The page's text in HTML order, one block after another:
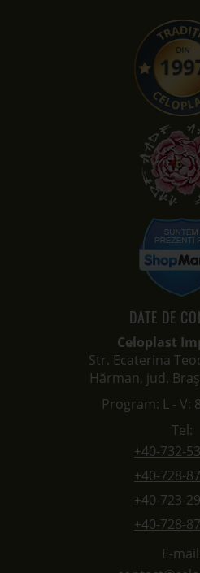
DATE DE
Celoplast
Str. Ecaterina
Hărman, jud.
Program: L - V:
Tel:
+40-732-
+40-728-
+40-723-
+40-728-
E-